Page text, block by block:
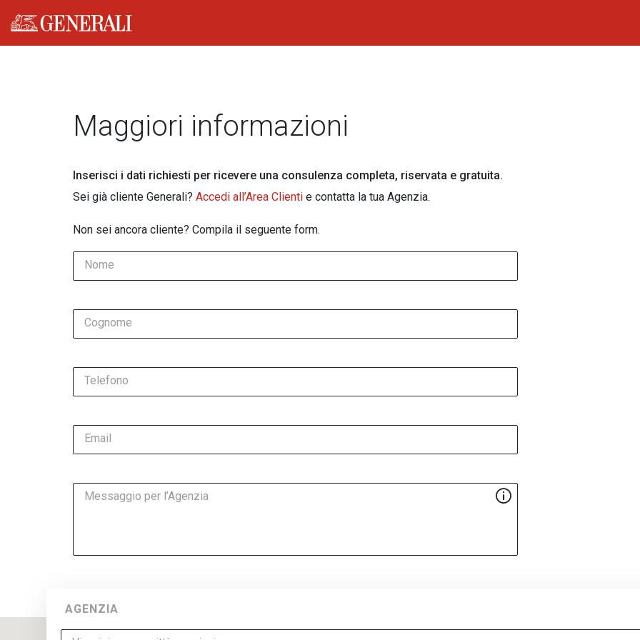
Generali logo
Maggiori informazioni
Inserisci i dati richiesti per ricevere una consulenza completa, riservata e gratuita.
Sei già cliente Generali? Accedi all’Area Clienti e contatta la tua Agenzia.
Non sei ancora cliente? Compila il seguente form.
Nome
Cognome
Telefono
Email
Messaggio per l’Agenzia
AGENZIA